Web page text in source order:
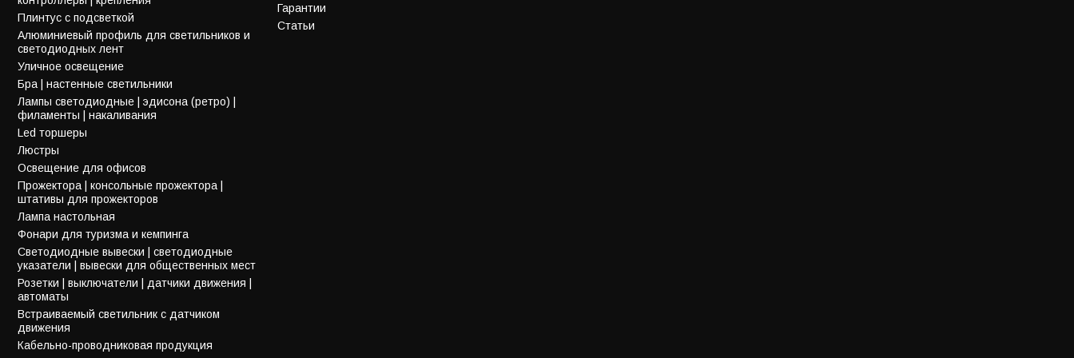
Плинтус с подсветкой
Алюминиевый профиль для светильников и
светодиодных лент
Уличное освещение
Бра | настенные светильники
Лампы светодиодные | эдисона (ретро) |
филаменты | накаливания
Led торшеры
Люстры
Освещение для офисов
Прожектора | консольные прожектора |
штативы для прожекторов
Лампа настольная
Фонари для туризма и кемпинга
Светодиодные вывески | светодиодные
указатели | вывески для общественных мест
Розетки | выключатели | датчики движения |
автоматы
Встраиваемый светильник с датчиком
движения
Кабельно-проводниковая продукция
Гарантии
Статьи